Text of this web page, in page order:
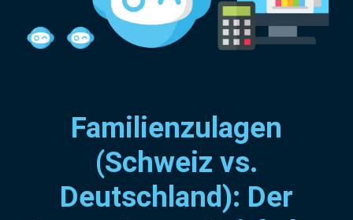
Familienzulagen
(Schweiz vs.
Deutschland): Der